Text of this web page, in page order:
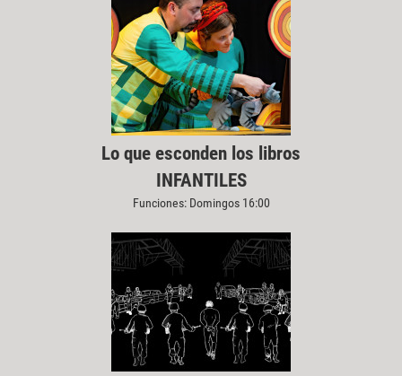
Lo que esconden los libros
INFANTILES
Funciones: Domingos 16:00